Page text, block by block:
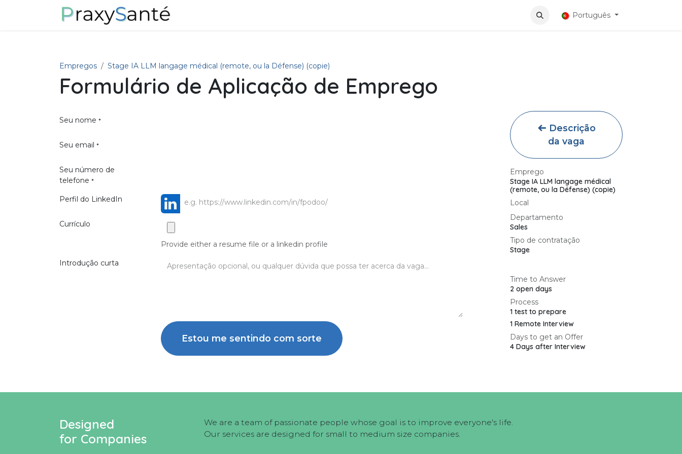
Pular para o conteúdo
Português
Empregos Stage IA LLM langage médical (remote, ou la Défense) (copie)
Formulário de Aplicação de Emprego
Seu nome *
Seu email *
Seu número de
telefone *
Perfil do LinkedIn
Currículo
Provide either a resume file or a linkedin profile
Introdução curta
Estou me sentindo com sorte
Descrição
da vaga
Emprego
Stage IA LLM langage médical
(remote, ou la Défense) (copie)
Local
Departamento
Sales
Tipo de contratação
Stage
Time to Answer
2 open days
Process
1 test to prepare
1 Remote Interview
Days to get an Offer
4 Days after Interview
Designed
for Companies
We are a team of passionate people whose goal is to improve everyone's life.
Our services are designed for small to medium size companies.